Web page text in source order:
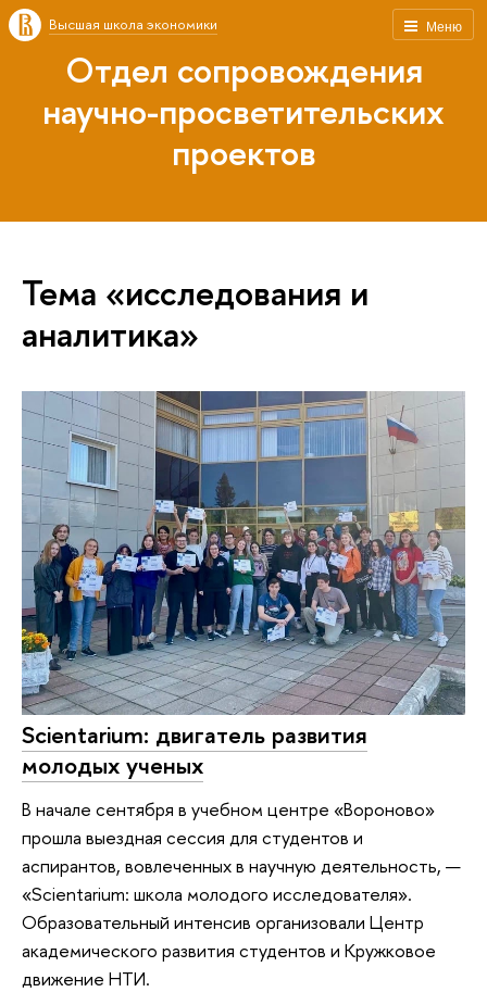
Меню
Высшая школа экономики
Отдел сопровождения
научно-просветительских
проектов
Тема «исследования и
аналитика»
Scientarium: двигатель развития
молодых ученых
В начале сентября в учебном центре «Вороново»
прошла выездная сессия для студентов и
аспирантов, вовлеченных в научную деятельность, —
«Scientarium: школа молодого исследователя».
Образовательный интенсив организовали Центр
академического развития студентов и Кружковое
движение НТИ.